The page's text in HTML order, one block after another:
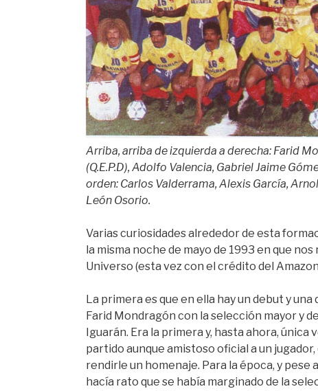
Arriba, arriba de izquierda a derecha: Farid
(Q.E.P.D), Adolfo Valencia, Gabriel Jaime
orden: Carlos Valderrama, Alexis García,
León Osorio.
Varias curiosidades alrededor de esta
la misma noche de mayo de 1993 en que
Universo (esta vez con el crédito del
La primera es que en ella hay un debut y
Farid Mondragón con la selección mayor y
Iguarán. Era la primera y, hasta ahora,
partido aunque amistoso oficial a un
rendirle un homenaje. Para la época, y
hacía rato que se había marginado de la